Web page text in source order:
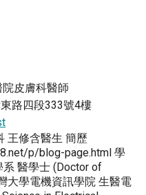
皮膚科醫師
路四段333號4樓
王修含醫生 簡歷
p/blog-page.html 學
醫學士 (Doctor of
大學電機資訊學院 生醫電